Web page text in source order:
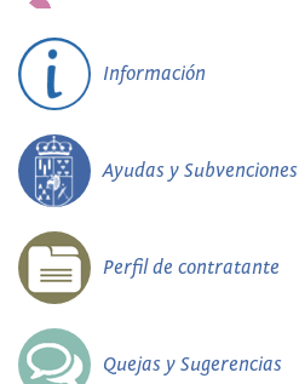
Información
Ayudas y Subvenciones
Perfil de contratante
Quejas y Sugerencias